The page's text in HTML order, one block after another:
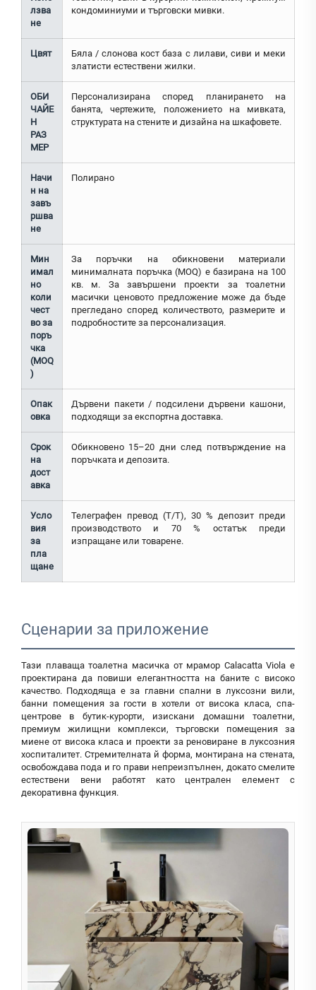
лзва
не
кондоминиуми и търговски мивки.
Цвят
Бяла / слонова кост база с лилави, сиви и меки
златисти естествени жилки.
ОБИ
ЧАЙЕ
Н
РАЗ
МЕР
Персонализирана според планирането на
банята, чертежите, положението на мивката,
структурата на стените и дизайна на шкафовете.
Начи
н на
завъ
ршва
не
Полирано
Мин
имал
но
коли
чест
во за
поръ
чка
(MOQ
)
За поръчки на обикновени материали
минималната поръчка (MOQ) е базирана на 100
кв. м. За завършени проекти за тоалетни
масички ценовото предложение може да бъде
прегледано според количеството, размерите и
подробностите за персонализация.
Опак
овка
Дървени пакети / подсилени дървени кашони,
подходящи за експортна доставка.
Срок
на
дост
авка
Обикновено 15–20 дни след потвърждение на
поръчката и депозита.
Усло
вия
за
пла
щане
Телеграфен превод (T/T), 30 % депозит преди
производството и 70 % остатък преди
изпращане или товарене.
Сценарии за приложение
Тази плаваща тоалетна масичка от мрамор Calacatta Viola е
проектирана да повиши елегантността на баните с високо
качество. Подходяща е за главни спални в луксозни вили,
банни помещения за гости в хотели от висока класа, спа-
центрове в бутик-курорти, изискани домашни тоалетни,
премиум жилищни комплекси, търговски помещения за
миене от висока класа и проекти за реновиране в луксозния
хоспиталитет. Стремителната й форма, монтирана на стената,
освобождава пода и го прави непреизпълнен, докато смелите
естествени вени работят като централен елемент с
декоративна функция.